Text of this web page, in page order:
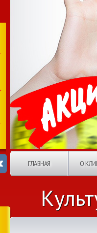
ГЛАВНАЯ О